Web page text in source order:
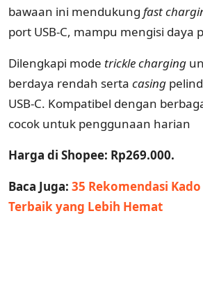
bawaan ini mendukung fast
port USB-C, mampu mengisi daya
Dilengkapi mode tricklecharging
berdaya rendah serta casing
USB-C. Kompatibel dengan
cocok untuk penggunaan harian
Harga di Shopee: Rp269.000.
Baca Juga: 35 Rekomendasi
Terbaik yang Lebih Hemat